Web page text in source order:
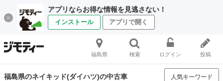
アプリならお得な情報を見逃さない！
インストール アプリで開く
福島県 検索 ログイン 投稿
福島県のネイキッド(ダイハツ)の中古車 人気キーワード